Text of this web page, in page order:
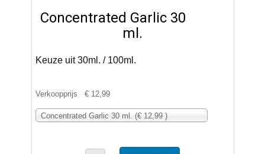
Concentrated Garlic 30
ml.
Keuze uit 30ml. / 100ml.
Verkoopprijs € 12,99
Concentrated Garlic 30 ml. (€ 12,99 )